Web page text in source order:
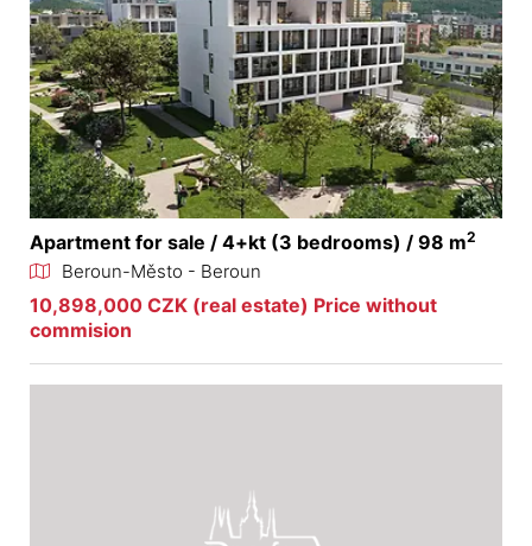
Apartment for sale / 4+kt (3 bedrooms) / 98 m2
Beroun-Město - Beroun
10,898,000 CZK (real estate) Price without
commision